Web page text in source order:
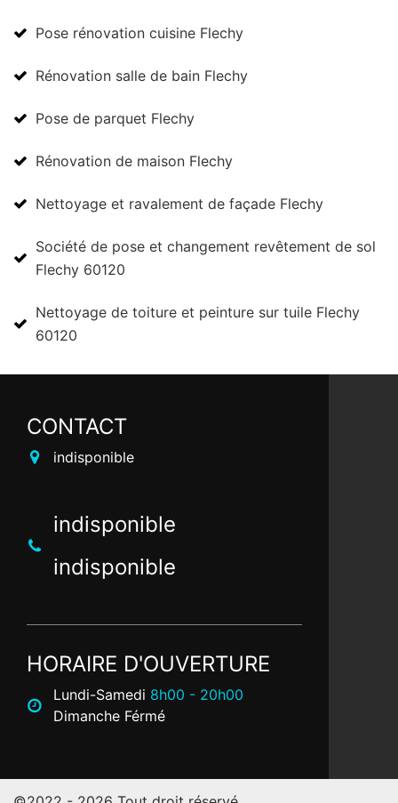
Pose rénovation cuisine Flechy
Rénovation salle de bain Flechy
Pose de parquet Flechy
Rénovation de maison Flechy
Nettoyage et ravalement de façade Flechy
Société de pose et changement revêtement de sol
Flechy 60120
Nettoyage de toiture et peinture sur tuile Flechy
60120
CONTACT
indisponible
indisponible
indisponible
HORAIRE D'OUVERTURE
Lundi-Samedi 8h00 - 20h00
Dimanche Férmé